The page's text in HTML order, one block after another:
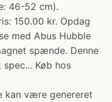
46-52 cm).
150.00 kr. Opdag
med Abus Hubble
spænde. Denne
Køb hos
kan være genereret